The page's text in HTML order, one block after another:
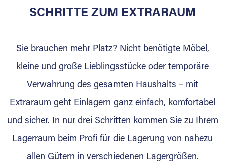
DAS SIND WIR
Umzüge durchführt. Ob Privatpersonen oder
gewerbliche Kunden, wir unterstützen Sie. Ein
SCHRITTE ZUM EXTRARAUM
Sie brauchen mehr Platz? Nicht benötigte Möbel,
kleine und große Lieblingsstücke oder temporäre
Verwahrung des gesamten Haushalts – mit
Extraraum geht Einlagern ganz einfach, komfortabel
und sicher. In nur drei Schritten kommen Sie zu Ihrem
Lagerraum beim Profi für die Lagerung von nahezu
allen Gütern in verschiedenen Lagergrößen.